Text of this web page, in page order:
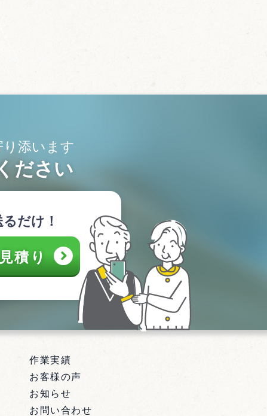
添います
ださい
だけ！
積り
作業実績
お客様の声
お知らせ
お問い合わせ